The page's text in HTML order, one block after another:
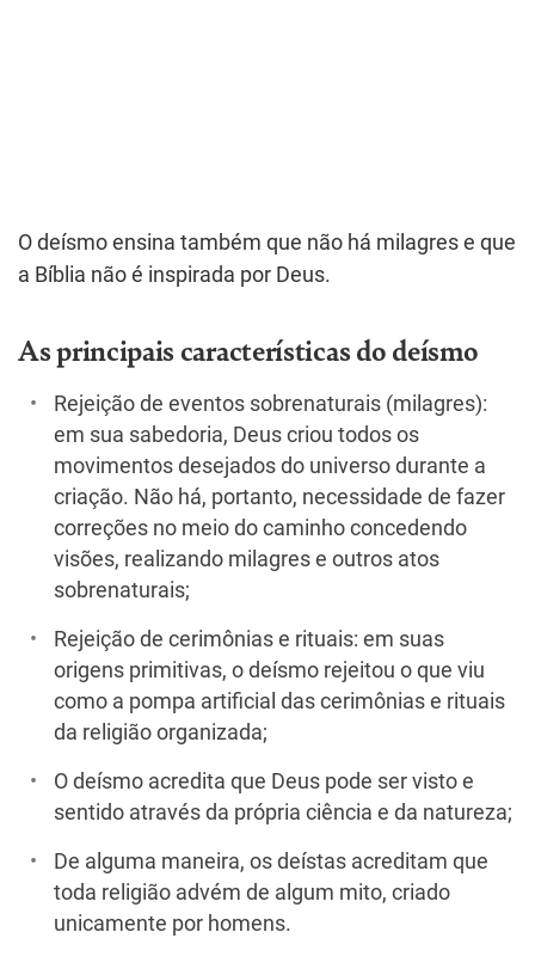
O deísmo ensina também que não há milagres e que
a Bíblia não é inspirada por Deus.
As principais características do deísmo
Rejeição de eventos sobrenaturais (milagres):
em sua sabedoria, Deus criou todos os
movimentos desejados do universo durante a
criação. Não há, portanto, necessidade de fazer
correções no meio do caminho concedendo
visões, realizando milagres e outros atos
sobrenaturais;
Rejeição de cerimônias e rituais: em suas
origens primitivas, o deísmo rejeitou o que viu
como a pompa artificial das cerimônias e rituais
da religião organizada;
O deísmo acredita que Deus pode ser visto e
sentido através da própria ciência e da natureza;
De alguma maneira, os deístas acreditam que
toda religião advém de algum mito, criado
unicamente por homens.